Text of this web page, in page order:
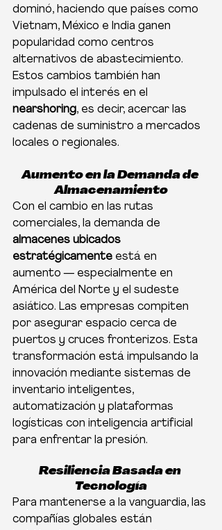
dominó, haciendo que países como
Vietnam, México e India ganen
popularidad como centros
alternativos de abastecimiento.
Estos cambios también han
impulsado el interés en el
nearshoring, es decir, acercar las
cadenas de suministro a mercados
locales o regionales.
Aumento en la Demanda de
Almacenamiento
Con el cambio en las rutas
comerciales, la demanda de
almacenes ubicados
estratégicamente está en
aumento — especialmente en
América del Norte y el sudeste
asiático. Las empresas compiten
por asegurar espacio cerca de
puertos y cruces fronterizos. Esta
transformación está impulsando la
innovación mediante sistemas de
inventario inteligentes,
automatización y plataformas
logísticas con inteligencia artificial
para enfrentar la presión.
Resiliencia Basada en
Tecnología
Para mantenerse a la vanguardia, las
compañías globales están